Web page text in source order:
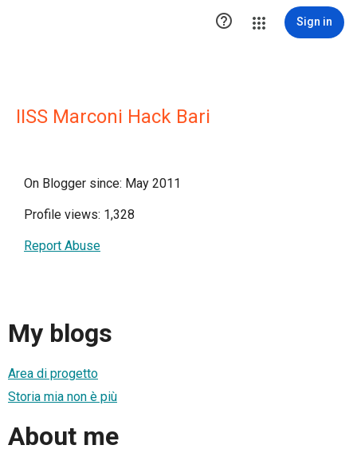
 Sign in
IISS Marconi Hack Bari
On Blogger since: May 2011
Profile views: 1,328
Report Abuse
My blogs
Area di progetto
Storia mia non è più
About me